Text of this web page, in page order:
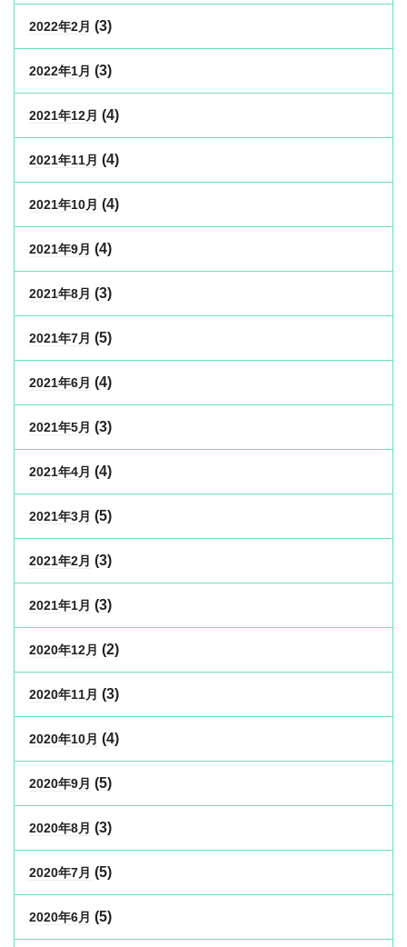
2022年2月 (3)
2022年1月 (3)
2021年12月 (4)
2021年11月 (4)
2021年10月 (4)
2021年9月 (4)
2021年8月 (3)
2021年7月 (5)
2021年6月 (4)
2021年5月 (3)
2021年4月 (4)
2021年3月 (5)
2021年2月 (3)
2021年1月 (3)
2020年12月 (2)
2020年11月 (3)
2020年10月 (4)
2020年9月 (5)
2020年8月 (3)
2020年7月 (5)
2020年6月 (5)